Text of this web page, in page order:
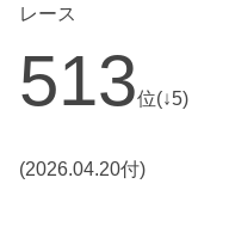
レース
513位(↓5)
(2026.04.20付)